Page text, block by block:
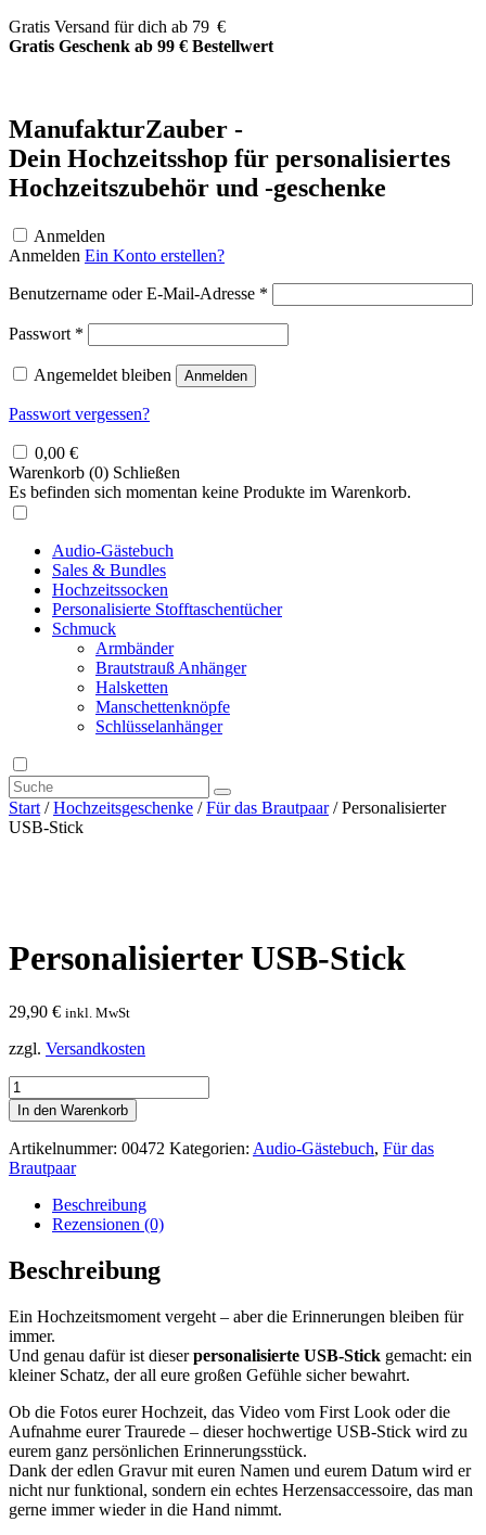
Zum
Inhalt
Gratis Versand für dich ab 79 €
Gratis Geschenk ab 99 € Bestellwert
ManufakturZauber -
Dein Hochzeitsshop für personalisiertes
Hochzeitszubehör und -geschenke
Anmelden
Anmelden Ein Konto erstellen?
Benutzername oder E-Mail-Adresse *
Passwort *
Angemeldet bleiben Anmelden
Passwort vergessen?
0,00 €
Warenkorb (0) Schließen
Es befinden sich momentan keine Produkte im Warenkorb.
Audio-Gästebuch
Sales & Bundles
Hochzeitssocken
Personalisierte Stofftaschentücher
Schmuck
Armbänder
Brautstrauß Anhänger
Halsketten
Manschettenknöpfe
Schlüsselanhänger
Start /Hochzeitsgeschenke /Für das Brautpaar/ Personalisierter
USB-Stick
Personalisierter USB-Stick
29,90 € inkl. MwSt
zzgl. Versandkosten
Personalisierter
USB-
Stick
Menge
In den Warenkorb
Artikelnummer: 00472 Kategorien: Audio-Gästebuch, Für das
Brautpaar
Beschreibung
Rezensionen (0)
Beschreibung
Ein Hochzeitsmoment vergeht – aber die Erinnerungen bleiben für
immer.
Und genau dafür ist dieserpersonalisierte USB-Stick gemacht: ein
kleiner Schatz, der all eure großen Gefühle sicher bewahrt.
Ob die Fotos eurer Hochzeit, das Video vom First Look oder die
Aufnahme eurer Traurede – dieser hochwertige USB-Stick wird zu
eurem ganz persönlichen Erinnerungsstück.
Dank der edlen Gravur mit euren Namen und eurem Datum wird er
nicht nur funktional, sondern ein echtes Herzensaccessoire, das man
gerne immer wieder in die Hand nimmt.